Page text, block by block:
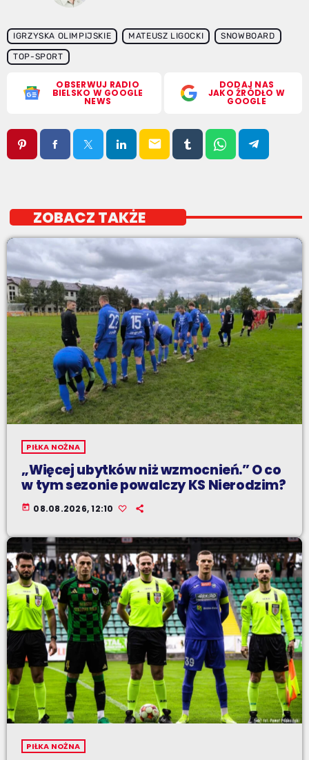
IGRZYSKA OLIMPIJSKIE MATEUSZ LIGOCKI SNOWBOARD
TOP-SPORT
OBSERWUJ RADIO
BIELSKO W GOOGLE
NEWS
DODAJ NAS
JAKO ŹRÓDŁO W
GOOGLE
email
ZOBACZ TAKŻE
PIŁKA NOŻNA
„Więcej ubytków niż wzmocnień.” O co
w tym sezonie powalczy KS Nierodzim?
today 08.08.2026, 12:10
PIŁKA NOŻNA